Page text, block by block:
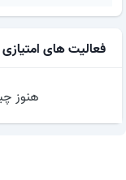
فعالیت های امتیازی
هنوز